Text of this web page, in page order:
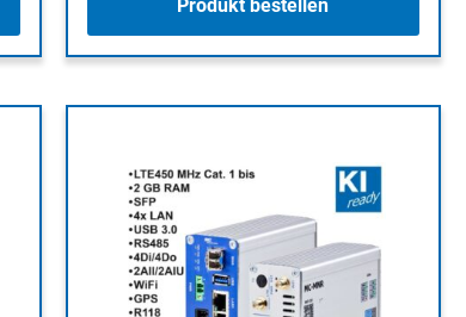
Produkt bestellen